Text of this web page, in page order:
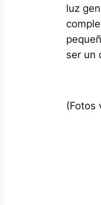
luz
ser un
(Fotos